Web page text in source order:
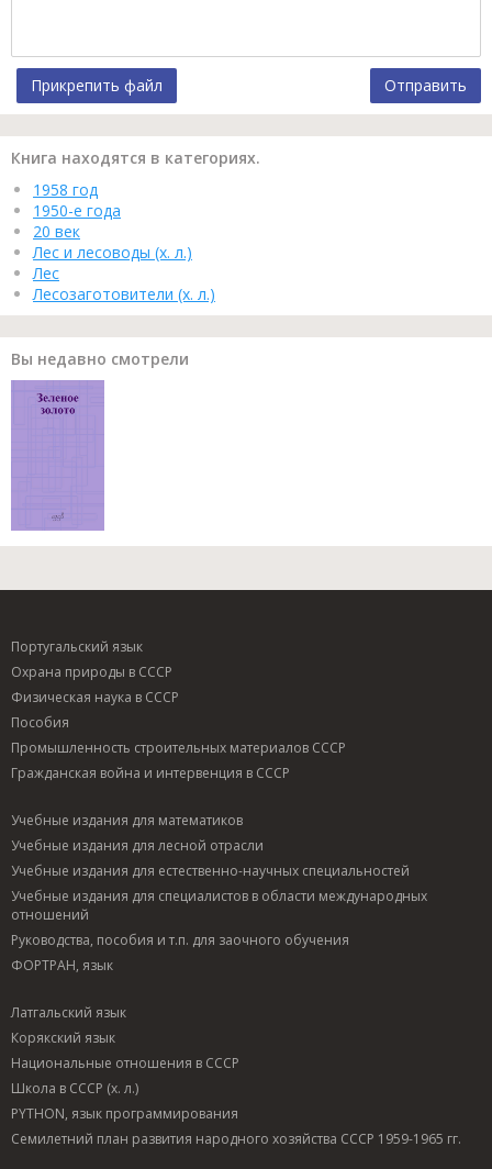
Прикрепить файл Отправить
Книга находятся в категориях.
1958 год
1950-е года
20 век
Лес и лесоводы (х. л.)
Лес
Лесозаготовители (х. л.)
Вы недавно смотрели
Португальский язык
Охрана природы в СССР
Физическая наука в СССР
Пособия
Промышленность строительных материалов СССР
Гражданская война и интервенция в СССР
Учебные издания для математиков
Учебные издания для лесной отрасли
Учебные издания для естественно-научных специальностей
Учебные издания для специалистов в области международных
отношений
Руководства, пособия и т.п. для заочного обучения
ФОРТРАН, язык
Латгальский язык
Корякский язык
Национальные отношения в СССР
Школа в СССР (х. л.)
PYTHON, язык программирования
Семилетний план развития народного хозяйства СССР 1959-1965 гг.